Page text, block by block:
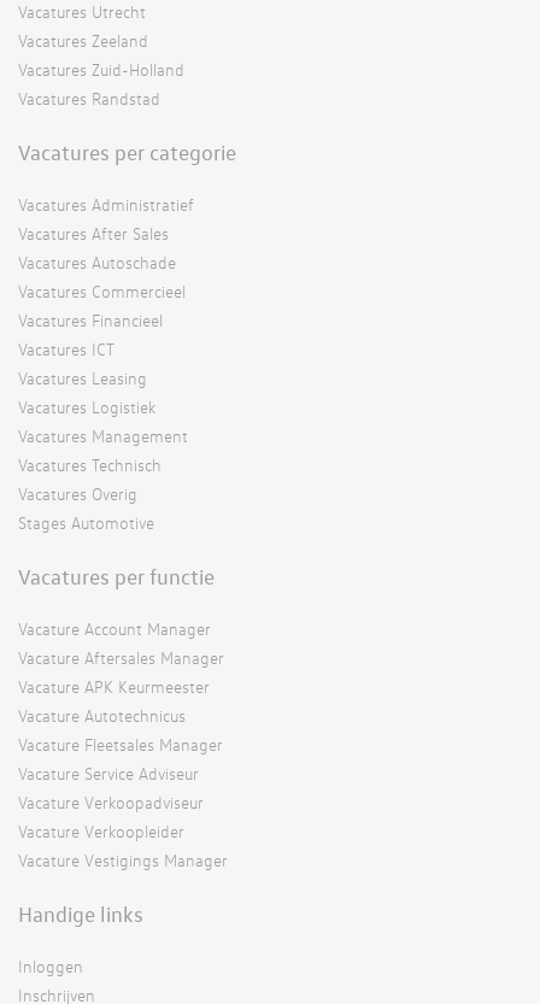
Vacatures Utrecht
Vacatures Zeeland
Vacatures Zuid-Holland
Vacatures Randstad
Vacatures per categorie
Vacatures Administratief
Vacatures After Sales
Vacatures Autoschade
Vacatures Commercieel
Vacatures Financieel
Vacatures ICT
Vacatures Leasing
Vacatures Logistiek
Vacatures Management
Vacatures Technisch
Vacatures Overig
Stages Automotive
Vacatures per functie
Vacature Account Manager
Vacature Aftersales Manager
Vacature APK Keurmeester
Vacature Autotechnicus
Vacature Fleetsales Manager
Vacature Service Adviseur
Vacature Verkoopadviseur
Vacature Verkoopleider
Vacature Vestigings Manager
Handige links
Inloggen
Inschrijven